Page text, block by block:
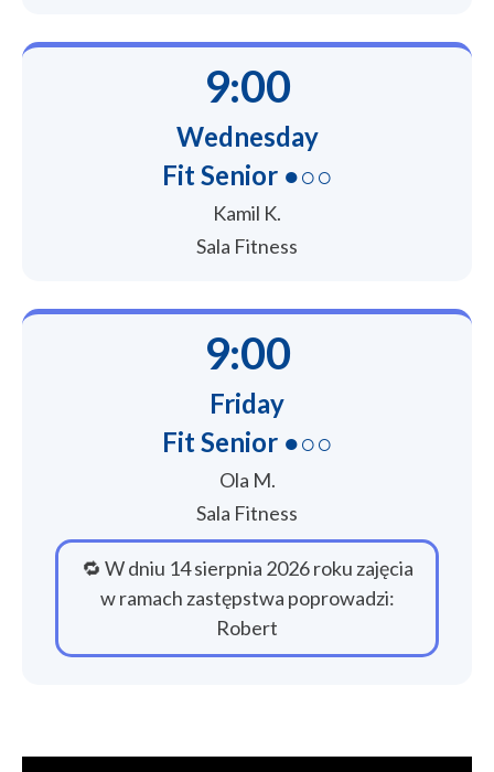
9:00
Wednesday
Fit Senior ●○○
Kamil K.
Sala Fitness
9:00
Friday
Fit Senior ●○○
Ola M.
Sala Fitness
🔁 W dniu 14 sierpnia 2026 roku zajęcia
w ramach zastępstwa poprowadzi:
Robert